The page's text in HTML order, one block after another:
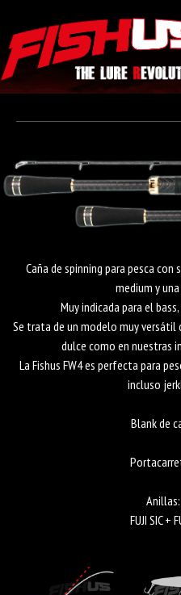
Fishus FW4
Caña de spinning para pesca
medium y
Muy indicada para el
Se trata de un modelo muy
dulce como en nuestras
La Fishus FW4 es perfecta para
incluso
Blank de
Anillas:
FUJI SIC +